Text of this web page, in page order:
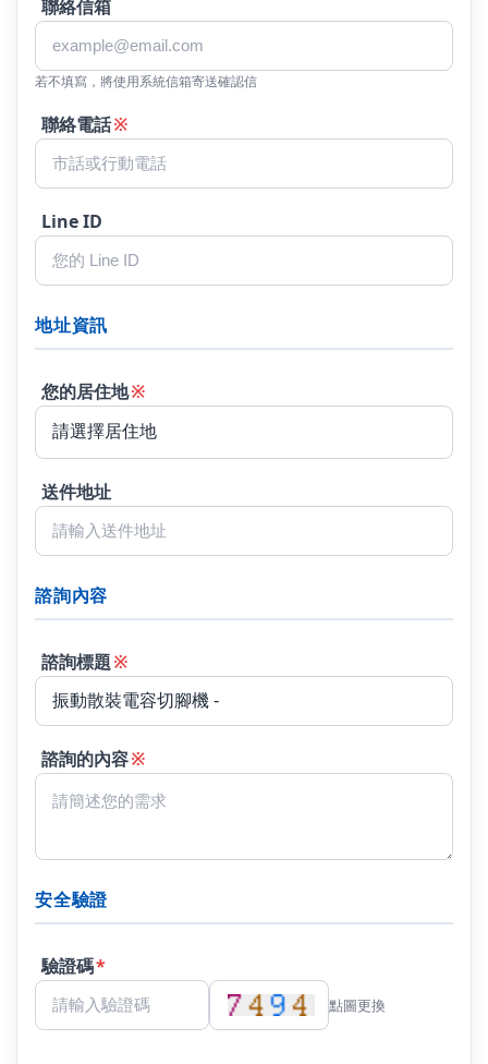
聯絡信箱
若不填寫，將使用系統信箱寄送確認信
聯絡電話※
Line ID
地址資訊
您的居住地※
送件地址
諮詢內容
諮詢標題※
諮詢的內容※
安全驗證
驗證碼*
點圖更換